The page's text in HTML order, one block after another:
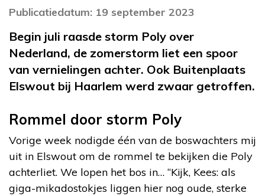
Publicatiedatum: 19 september 2023
Begin juli raasde storm Poly over
Nederland, de zomerstorm liet een spoor
van vernielingen achter. Ook Buitenplaats
Elswout bij Haarlem werd zwaar getroffen.
Rommel door storm Poly
Vorige week nodigde één van de boswachters mij
uit in Elswout om de rommel te bekijken die Poly
achterliet. We lopen het bos in… “Kijk, Kees: als
giga-mikadostokjes liggen hier nog oude, sterke